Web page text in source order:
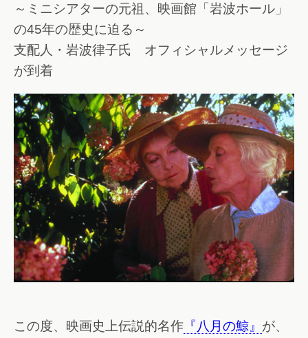
～ミニシアターの元祖、映画館「岩波ホール」
の45年の歴史に迫る～
支配人・岩波律子氏 オフィシャルメッセージ
が到着
この度、映画史上伝説的名作 『八月の鯨』 が、